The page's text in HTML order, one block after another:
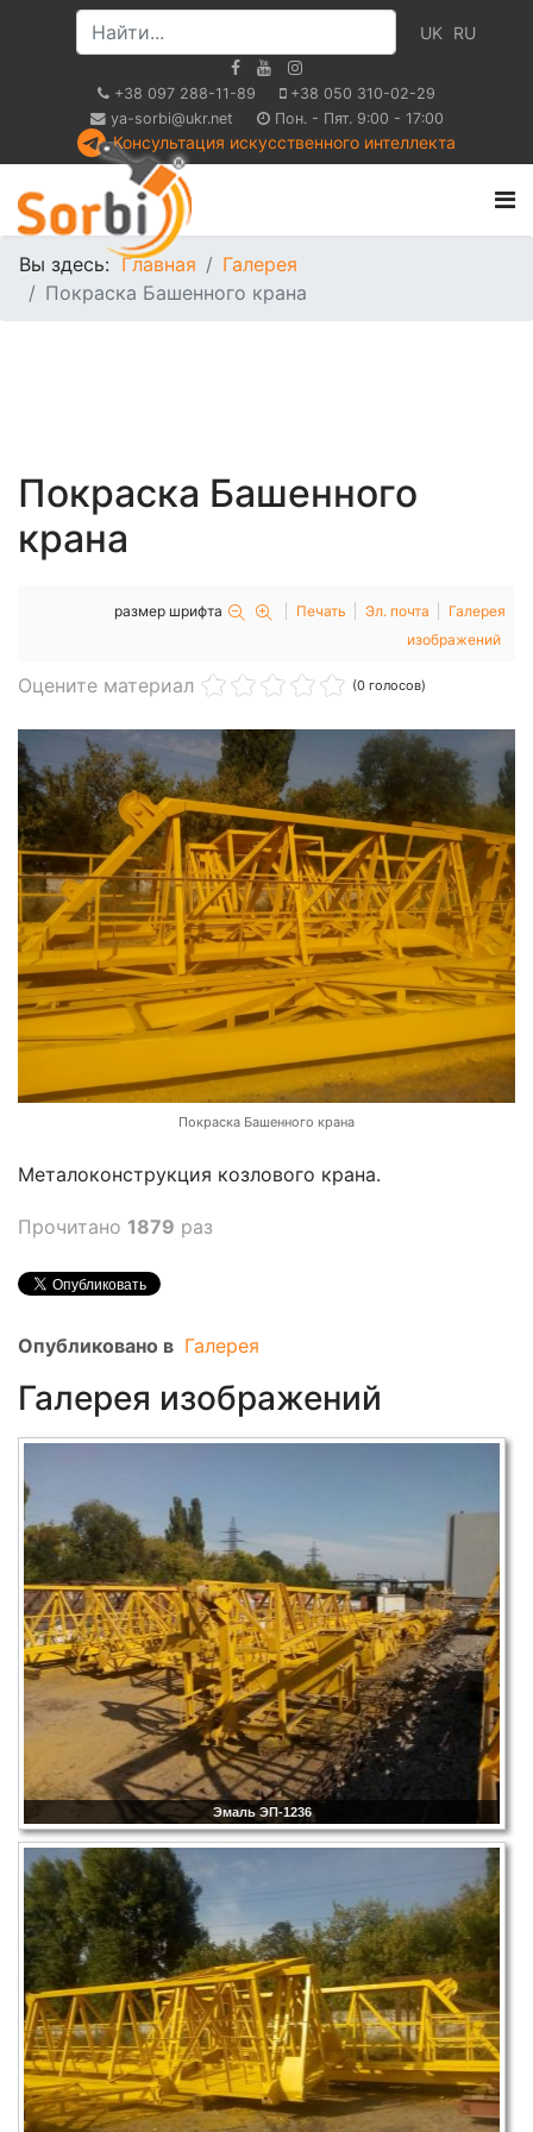
UK RU
+38 097 288-11-89
+38 050 310-02-29
ya-sorbi@ukr.net
Пон. - Пят. 9:00 - 17:00
Консультация искусственного интеллекта
Вы здесь:Главная
Галерея
Покраска Башенного крана
Покраска Башенного
крана
размер шрифта Печать Эл. почта
Галерея
изображений
Оцените материал (0 голосов)
Покраска Башенного крана
Металоконструкция козлового крана.
Прочитано 1879 раз
Опубликовано в Галерея
Галерея изображений
Эмаль ЭП-1236